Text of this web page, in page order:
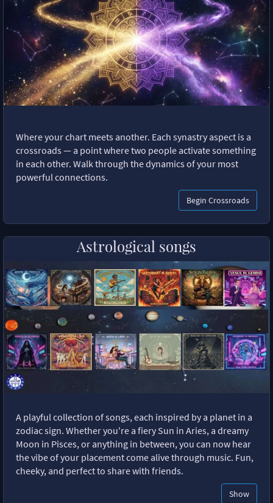
Where your chart meets another. Each synastry aspect is a
crossroads — a point where two people activate something
in each other. Walk through the dynamics of your most
powerful connections.
Begin Crossroads
Astrological songs
A playful collection of songs, each inspired by a planet in a
zodiac sign. Whether you're a fiery Sun in Aries, a dreamy
Moon in Pisces, or anything in between, you can now hear
the vibe of your placement come alive through music. Fun,
cheeky, and perfect to share with friends.
Show